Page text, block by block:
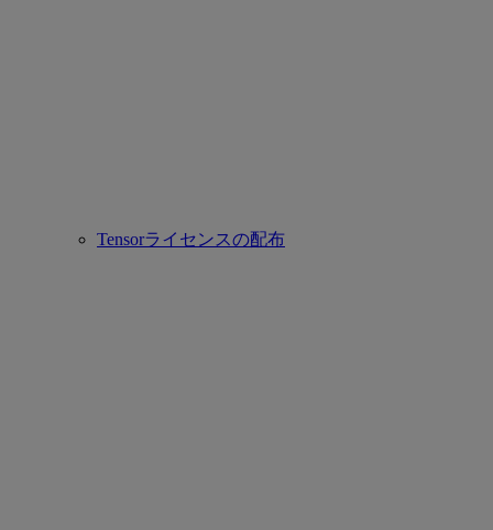
Tensorライセンスの配布